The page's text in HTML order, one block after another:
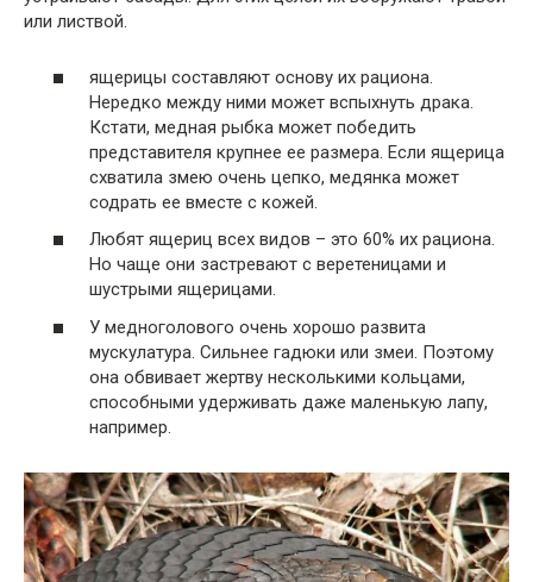
или листвой.
ящерицы составляют основу их рациона.
Нередко между ними может вспыхнуть драка.
Кстати, медная рыбка может победить
представителя крупнее ее размера. Если ящерица
схватила змею очень цепко, медянка может
содрать ее вместе с кожей.
Любят ящериц всех видов – это 60% их рациона.
Но чаще они застревают с веретеницами и
шустрыми ящерицами.
У медноголового очень хорошо развита
мускулатура. Сильнее гадюки или змеи. Поэтому
она обвивает жертву несколькими кольцами,
способными удерживать даже маленькую лапу,
например.